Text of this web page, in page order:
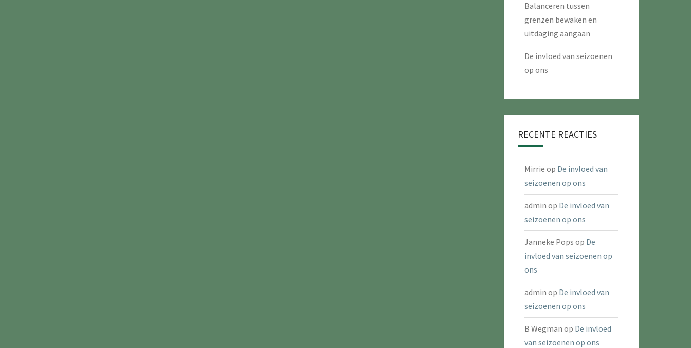
Balanceren tussen
grenzen bewaken en
uitdaging aangaan
De invloed van seizoenen
op ons
RECENTE REACTIES
Mirrie op De invloed van
seizoenen op ons
admin op De invloed van
seizoenen op ons
Janneke Pops op De
invloed van seizoenen op
ons
admin op De invloed van
seizoenen op ons
B Wegman op De invloed
van seizoenen op ons